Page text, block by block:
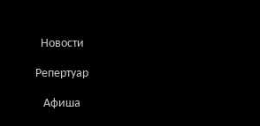
Новости
Репертуар
Афиша